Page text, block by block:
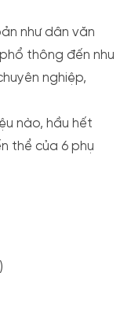
như dân văn
thông đến nhu
nghiệp,
nào, hầu hết
thể của 6 phụ